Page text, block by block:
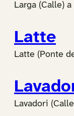
Larga (Calle)
Latte
Latte (Ponte
Lavadori